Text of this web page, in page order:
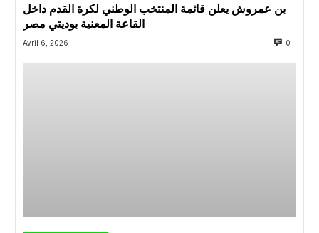
بن عمروش يعلن قائمة المنتخب الوطني لكرة القدم داخل
القاعة المعنية بوديتي مصر
Avril 6, 2026 0